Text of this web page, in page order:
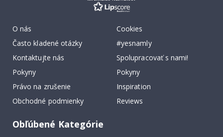
O nás
Často kladené otázky
Kontaktujte nás
Pokyny
Právo na zrušenie
Obchodné podmienky
Cookies
#yesnamly
Spolupracovať s nami!
Pokyny
Inspiration
Reviews
Obľúbené Kategórie